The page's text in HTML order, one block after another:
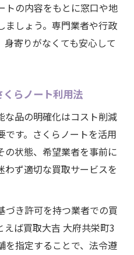
トの内容をもとに窓口や地
ましょう。専門業者や行政
身寄りがなくても安心して
らノート利用法
な品の明確化はコスト削減
す。さくらノートを活用
の状態、希望業者を事前に
ず適切な買取サービスを
づき許可を持つ業者での買
ば買取大吉 大府共栄町3
を指定することで、法令遵